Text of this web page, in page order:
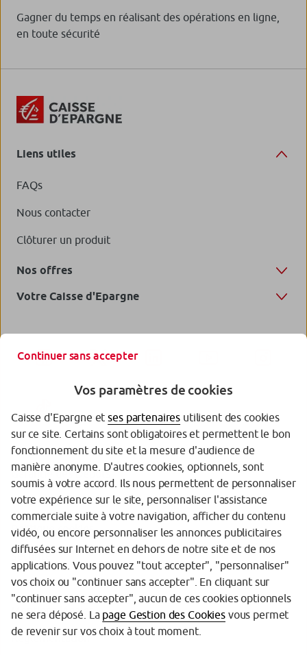
Gagner du temps en réalisant des opérations en ligne,
en toute sécurité
Liens utiles
FAQs
Nous contacter
Clôturer un produit
Nos offres
Votre Caisse d'Epargne
Garantie des Dépôts
Protection des données personnelles
Politique cookies
Sécurité
Tarifs
Mentions légales
Réglementation
Continuer sans accepter
Vos paramètres de cookies
Caisse d'Epargne etses partenaires utilisent des cookies
sur ce site. Certains sont obligatoires et permettent le bon
fonctionnement du site et la mesure d'audience de
manière anonyme. D'autres cookies, optionnels, sont
soumis à votre accord. Ils nous permettent de personnaliser
votre expérience sur le site, personnaliser l'assistance
commerciale suite à votre navigation, afficher du contenu
vidéo, ou encore personnaliser les annonces publicitaires
diffusées sur Internet en dehors de notre site et de nos
applications. Vous pouvez "tout accepter", "personnaliser"
vos choix ou "continuer sans accepter". En cliquant sur
"continuer sans accepter", aucun de ces cookies optionnels
ne sera déposé. La page Gestion des Cookiesvous permet
de revenir sur vos choix à tout moment.